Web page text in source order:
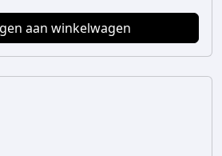
aan winkelwagen